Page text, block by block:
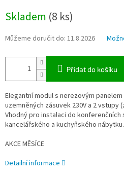
cena:
Skladem (8 ks)
Můžeme doručit do: 11.8.2026
Přidat do košíku
Elegantní modul s nerezovým
uzemněných zásuvek 230V a 2 vstupy
Vhodný pro instalaci do konferenčních
kancelářského a kuchyňského nábytku.
AKCE MĚSÍCE
Detailní informace